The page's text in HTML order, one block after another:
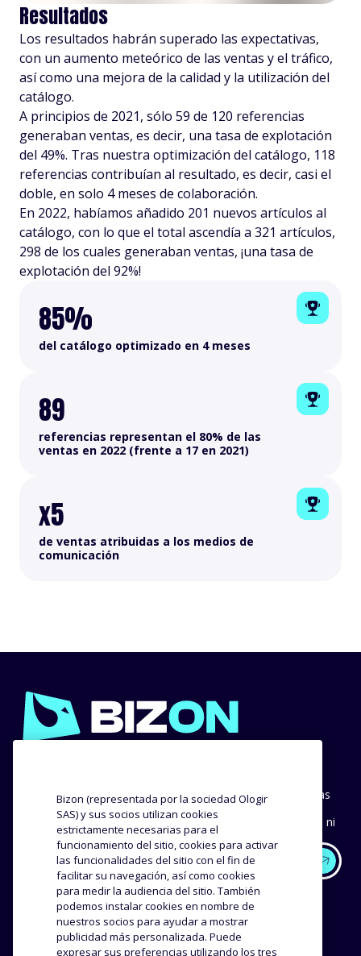
Resultados
Los resultados habrán superado las expectativas,
con un aumento meteórico de las ventas y el tráfico,
así como una mejora de la calidad y la utilización del
catálogo.
A principios de 2021, sólo 59 de 120 referencias
generaban ventas, es decir, una tasa de explotación
del 49%. Tras nuestra optimización del catálogo, 118
referencias contribuían al resultado, es decir, casi el
doble, en solo 4 meses de colaboración.
En 2022, habíamos añadido 201 nuevos artículos al
catálogo, con lo que el total ascendía a 321 artículos,
298 de los cuales generaban ventas, ¡una tasa de
explotación del 92%!
85%
del catálogo optimizado en 4 meses
89
referencias representan el 80% de las
ventas en 2022 (frente a 17 en 2021)
x5
de ventas atribuidas a los medios de
comunicación
Únete a Bizonnews, el boletín para seguir todas las noticias
sobre Amazon y los marketplaces, recibir invitaciones a
nuestros eventos exclusivos y no perderte ningún consejo ni
buena práctica.
Metodología
Distribución
NUESTROS CLIENTES
Success Stories
Opiniones y testimonios
Bizon (representada por la sociedad Ologir
SAS) y sus socios utilizan cookies
estrictamente necesarias para el
funcionamiento del sitio, cookies para activar
las funcionalidades del sitio con el fin de
facilitar su navegación, así como cookies
para medir la audiencia del sitio. También
podemos instalar cookies en nombre de
nuestros socios para ayudar a mostrar
publicidad más personalizada. Puede
expresar sus preferencias utilizando los tres